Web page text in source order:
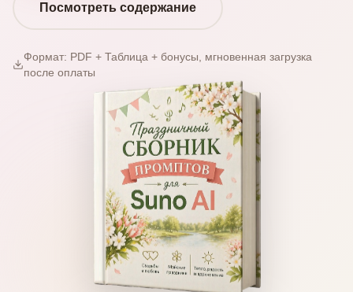
Посмотреть содержание
Формат: PDF + Таблица + бонусы, мгновенная загрузка
после оплаты